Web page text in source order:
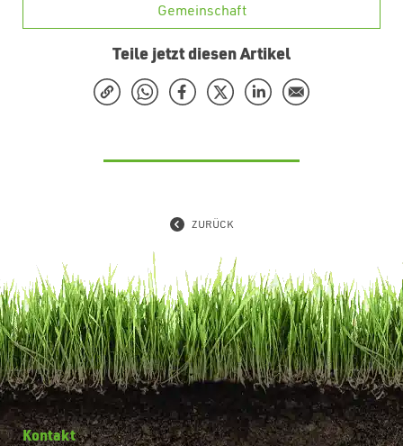
Gemeinschaft
Teile jetzt diesen Artikel
ZURÜCK
Kontakt